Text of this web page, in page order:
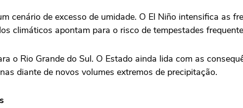
cenário de excesso de umidade. O El Niño intensifica as
climáticos apontam para o risco de tempestades
o Rio Grande do Sul. O Estado ainda lida com as
diante de novos volumes extremos de precipitação.